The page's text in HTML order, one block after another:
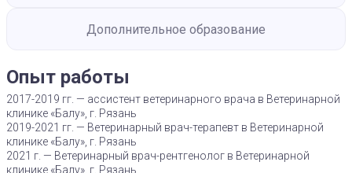
Дополнительное образование
Опыт работы
2017-2019 гг. — ассистент ветеринарного врача в Ветеринарной
клинике «Балу», г. Рязань
2019-2021 гг. — Ветеринарный врач-терапевт в Ветеринарной
клинике «Балу», г. Рязань
2021 г. — Ветеринарный врач-рентгенолог в Ветеринарной
клинике «Балу», г. Рязань